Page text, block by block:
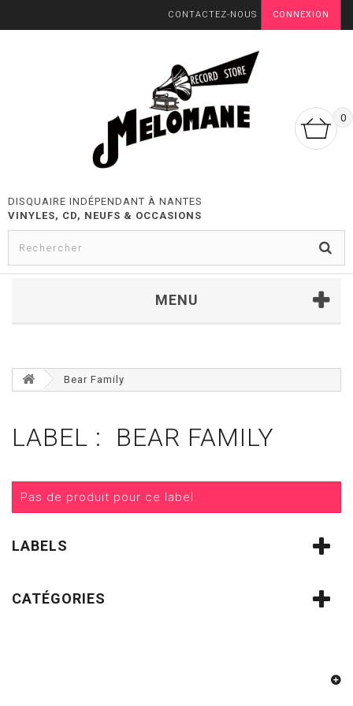
CONNEXION
CONTACTEZ-NOUS
0
DISQUAIRE INDÉPENDANT À NANTES
VINYLES, CD, NEUFS & OCCASIONS
MENU
Bear Family
LABEL : BEAR FAMILY
Pas de produit pour ce label.
LABELS
CATÉGORIES